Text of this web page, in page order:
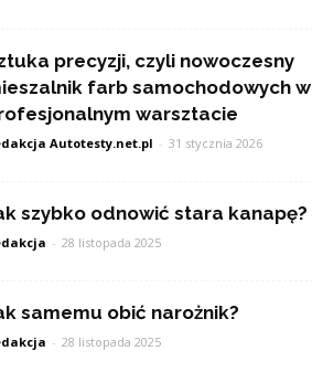
precyzji, czyli nowoczesny
farb samochodowych w
warsztacie
Autotesty.net.pl - 31 stycznia 2026
szybko odnowić stara kanapę?
- 28 listopada 2025
samemu obić narożnik?
- 28 listopada 2025